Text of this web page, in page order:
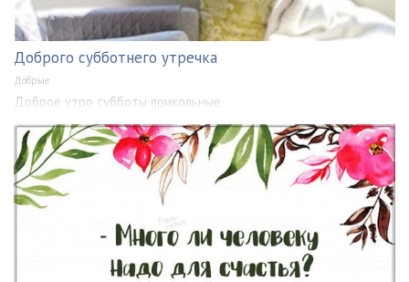
Доброго субботнего утречка
Добрые
Доброе утро субботы прикольные